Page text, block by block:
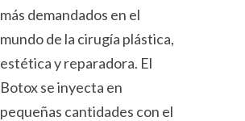
más demandados en el
mundo de la cirugía plástica,
estética y reparadora. El
Botox se inyecta en
pequeñas cantidades con el